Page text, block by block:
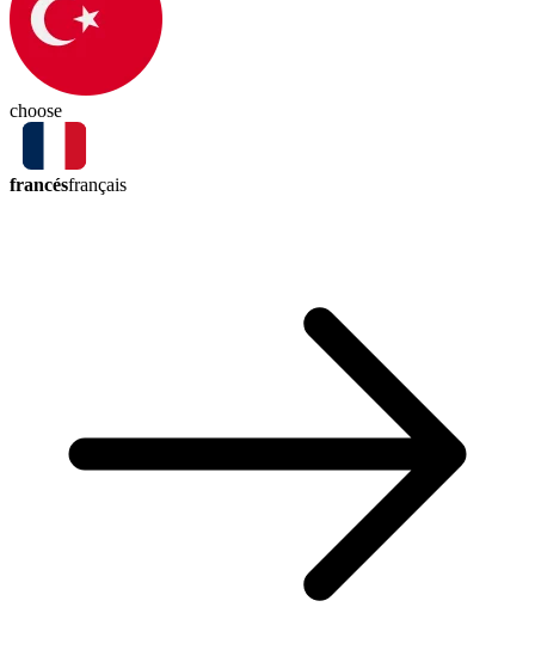
choose
francésfrançais